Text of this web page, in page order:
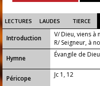
LECTURES LAUDES TIERCE
Introduction
V/ Dieu, viens à
R/ Seigneur, à
...
Hymne Évangile de Dieu
Péricope Jc 1, 12